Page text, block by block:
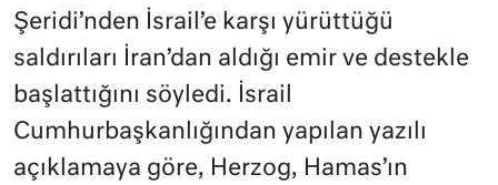
Şeridi’nden İsrail’e karşı yürüttüğü
saldırıları İran’dan aldığı emir ve destekle
başlattığını söyledi. İsrail
Cumhurbaşkanlığından yapılan yazılı
açıklamaya göre, Herzog, Hamas’ın